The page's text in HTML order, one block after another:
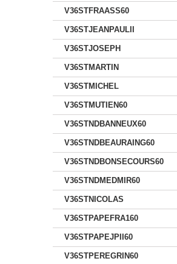
V36STFRAASS60
V36STJEANPAULII
V36STJOSEPH
V36STMARTIN
V36STMICHEL
V36STMUTIEN60
V36STNDBANNEUX60
V36STNDBEAURAING60
V36STNDBONSECOURS60
V36STNDMEDMIR60
V36STNICOLAS
V36STPAPEFRA160
V36STPAPEJPII60
V36STPEREGRIN60